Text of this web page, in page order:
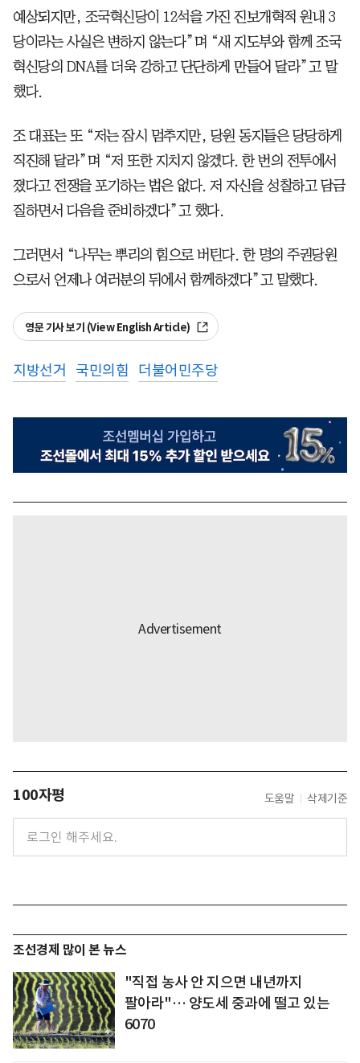
예상되지만, 조국혁신당이 12석을 가진 진보개혁적 원내 3
당이라는 사실은 변하지 않는다”며 “새 지도부와 함께 조국
혁신당의 DNA를 더욱 강하고 단단하게 만들어 달라”고 말
했다.
조 대표는 또 “저는 잠시 멈추지만, 당원 동지들은 당당하게
직진해 달라”며 “저 또한 지치지 않겠다. 한 번의 전투에서
졌다고 전쟁을 포기하는 법은 없다. 저 자신을 성찰하고 담금
질하면서 다음을 준비하겠다”고 했다.
그러면서 “나무는 뿌리의 힘으로 버틴다. 한 명의 주권당원
으로서 언제나 여러분의 뒤에서 함께하겠다”고 말했다.
영문 기사 보기 (View English Article)
지방선거 국민의힘 더불어민주당
100자평 도움말 삭제기준
조선경제 많이 본 뉴스
"직접 농사 안 지으면 내년까지
팔아라"… 양도세 중과에 떨고 있는
6070